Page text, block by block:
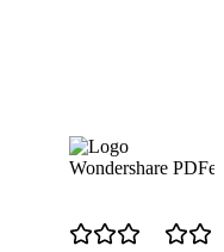
Wondershare